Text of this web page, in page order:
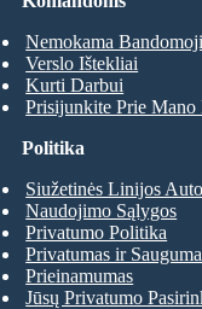
Nemokama
Verslo Ištekliai
Kurti Darbui
Prisijunkite Prie Mano
Politika
Siužetinės Linijos
Naudojimo Sąlygos
Privatumo Politika
Privatumas ir
Prieinamumas
Jūsų Privatumo